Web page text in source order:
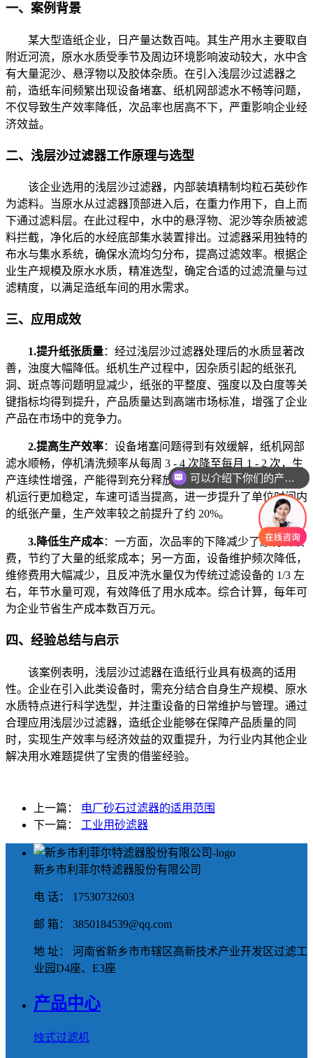
一、案例背景
某大型造纸企业，日产量达数百吨。其生产用水主要取自
附近河流，原水水质受季节及周边环境影响波动较大，水中含
有大量泥沙、悬浮物以及胶体杂质。在引入浅层沙过滤器之
前，造纸车间频繁出现设备堵塞、纸机网部滤水不畅等问题，
不仅导致生产效率降低，次品率也居高不下，严重影响企业经
济效益。
二、浅层沙过滤器工作原理与选型
该企业选用的浅层沙过滤器，内部装填精制均粒石英砂作
为滤料。当原水从过滤器顶部进入后，在重力作用下，自上而
下通过滤料层。在此过程中，水中的悬浮物、泥沙等杂质被滤
料拦截，净化后的水经底部集水装置排出。过滤器采用独特的
布水与集水系统，确保水流均匀分布，提高过滤效率。根据企
业生产规模及原水水质，精准选型，确定合适的过滤流量与过
滤精度，以满足造纸车间的用水需求。
三、应用成效
1.提升纸张质量：经过浅层沙过滤器处理后的水质显著改
善，浊度大幅降低。纸机生产过程中，因杂质引起的纸张孔
洞、斑点等问题明显减少，纸张的平整度、强度以及白度等关
键指标均得到提升，产品质量达到高端市场标准，增强了企业
产品在市场中的竞争力。
2.提高生产效率：设备堵塞问题得到有效缓解，纸机网部
滤水顺畅，停机清洗频率从每周 3 - 4 次降至每月 1 - 2 次，生
产连续性增强，产能得到充分释放。同时，由于水质稳定，纸
机运行更加稳定，车速可适当提高，进一步提升了单位时间内
的纸张产量，生产效率较之前提升了约 20%。
3.降低生产成本：一方面，次品率的下降减少了原材料浪
费，节约了大量的纸浆成本；另一方面，设备维护频次降低，
维修费用大幅减少，且反冲洗水量仅为传统过滤设备的 1/3 左
右，年节水量可观，有效降低了用水成本。综合计算，每年可
为企业节省生产成本数百万元。
四、经验总结与启示
该案例表明，浅层沙过滤器在造纸行业具有极高的适用
性。企业在引入此类设备时，需充分结合自身生产规模、原水
水质特点进行科学选型，并注重设备的日常维护与管理。通过
合理应用浅层沙过滤器，造纸企业能够在保障产品质量的同
时，实现生产效率与经济效益的双重提升，为行业内其他企业
解决用水难题提供了宝贵的借鉴经验。
上一篇：
电厂砂石过滤器的适用范围
下一篇： 工业用砂滤器
新乡市利菲尔特滤器股份有限公司
电 话： 17530732603
邮 箱： 3850184539@qq.com
地 址： 河南省新乡市市辖区高新技术产业开发区过滤工
业园D4座、E3座
产品中心
烛式过滤机